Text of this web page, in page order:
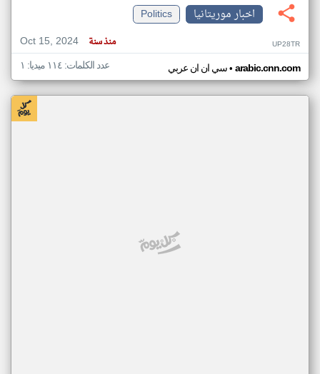
اخبار موريتانيا
Politics
Oct 15, 2024
منذ سنة UP28TR
سي ان ان عربي• arabic.cnn.com عدد الكلمات: ١١٤ ميديا: ١